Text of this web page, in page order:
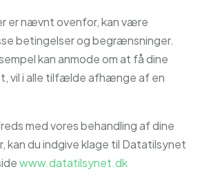
er nævnt ovenfor, kan være
betingelser og begrænsninger.
kan anmode om at få dine
vil i alle tilfælde afhænge af en
med vores behandling af dine
kan du indgive klage til Datatilsynet
www.datatilsynet.dk